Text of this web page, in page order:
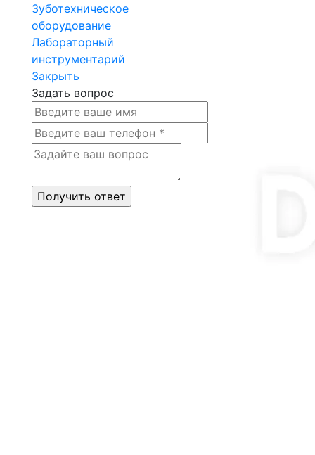
Зуботехническое
оборудование
Лабораторный
инструментарий
Закрыть
Задать вопрос